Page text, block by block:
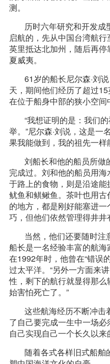
测。
历时六年研究和开发成
启航的，先从中国台湾航
英里抵达北加州，随后再
夏威夷。
61岁的船长尼尔森·刘
天，期间他们经历了超过
在位于船身中部的狭小空间
“我想证明的是：我们
举。”尼尔森·刘说，这是一
果我能做到，我的祖先一样
刘船长和他的船员所做
完成过。刘和他的船员用
于路上的食物，则是沿途
鱿鱼和鲯鳅鱼。茶叶也用
的地方，都是刚好能塞进
巧，但他们依然管理得井井
当然，他们还要随时注
船长是一名经验丰富的航海
在1992年时，他曾在“错误
过太平洋。“另外一方面来
性，剩下的航行就显得那
始害怕死亡了。”
这些航海经历不断冲击
了自己要完成一生中一场
自己实现自己一个长久以来
随着各式各样旧式船舶